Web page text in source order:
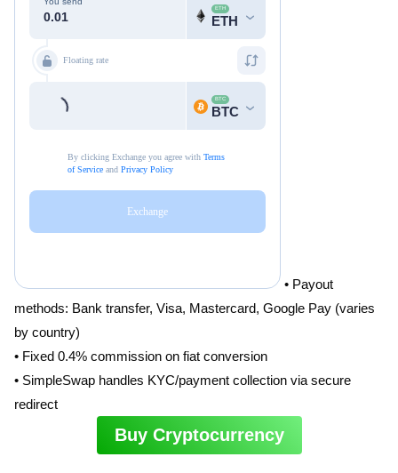
• Payout
methods: Bank transfer, Visa, Mastercard, Google Pay (varies
by country)
• Fixed 0.4% commission on fiat conversion
• SimpleSwap handles KYC/payment collection via secure
redirect
Buy Cryptocurrency